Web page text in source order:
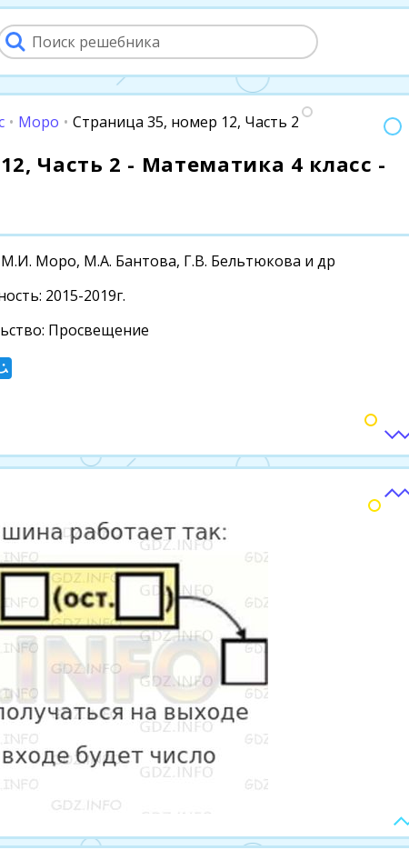
• Моро • Страница 35, номер 12, Часть 2
Часть 2 - Математика 4 класс -
Моро, М.А. Бантова, Г.В. Бельтюкова и др
2015-2019г.
Просвещение